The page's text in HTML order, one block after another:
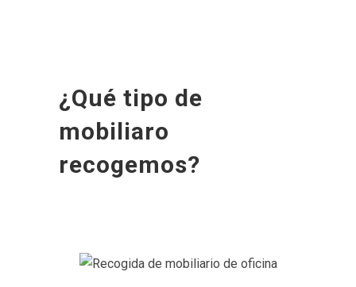
¿Qué tipo de
mobiliaro
recogemos?